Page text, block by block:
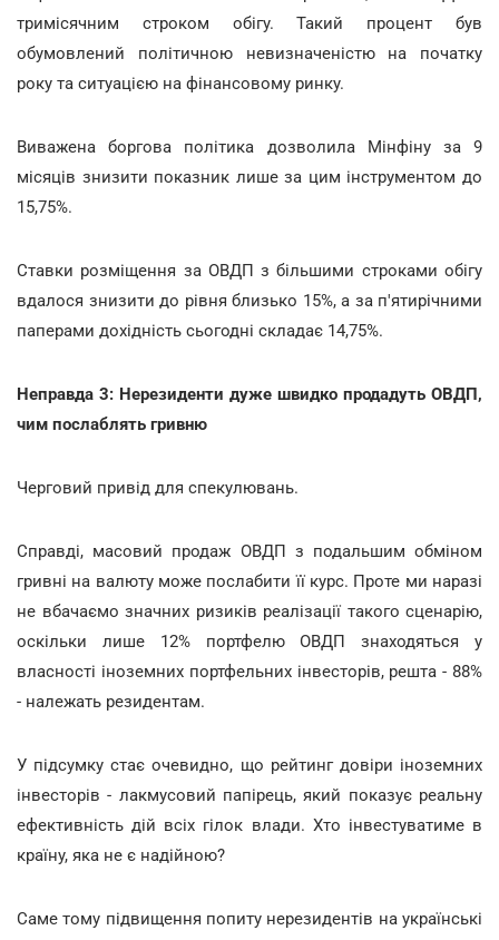
тримісячним строком обігу. Такий процент був
обумовлений політичною невизначеністю на початку
року та ситуацією на фінансовому ринку.
Виважена боргова політика дозволила Мінфіну за 9
місяців знизити показник лише за цим інструментом до
15,75%.
Ставки розміщення за ОВДП з більшими строками обігу
вдалося знизити до рівня близько 15%, а за п'ятирічними
паперами дохідність сьогодні складає 14,75%.
Неправда 3: Нерезиденти дуже швидко продадуть ОВДП,
чим послаблять гривню
Черговий привід для спекулювань.
Справді, масовий продаж ОВДП з подальшим обміном
гривні на валюту може послабити її курс. Проте ми наразі
не вбачаємо значних ризиків реалізації такого сценарію,
оскільки лише 12% портфелю ОВДП знаходяться у
власності іноземних портфельних інвесторів, решта - 88%
- належать резидентам.
У підсумку стає очевидно, що рейтинг довіри іноземних
інвесторів - лакмусовий папірець, який показує реальну
ефективність дій всіх гілок влади. Хто інвестуватиме в
країну, яка не є надійною?
Саме тому підвищення попиту нерезидентів на українські